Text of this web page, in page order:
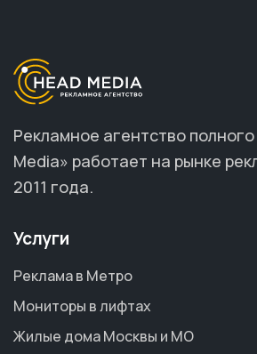
Рекламное агентство
Media» работает на рынке
2011 года.
Услуги
Реклама в Метро
Мониторы в лифтах
Жилые дома Москвы и МО